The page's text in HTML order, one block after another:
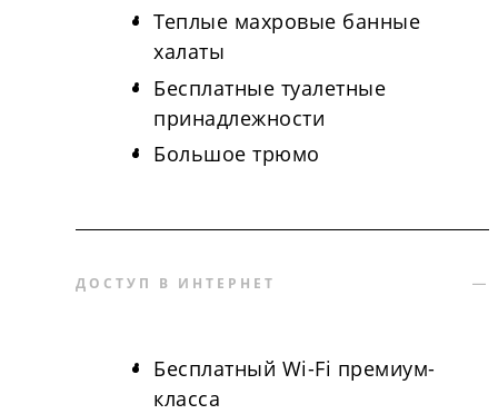
Теплые махровые банные
халаты
Бесплатные туалетные
принадлежности
Большое трюмо
ДОСТУП В ИНТЕРНЕТ
Бесплатный Wi-Fi премиум-
класса